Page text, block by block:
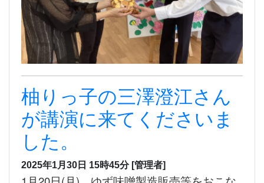
柚りっ子の三澤澄江さん
が講演に来てくださいま
した。
2025年1月30日 15時45分 [管理者]